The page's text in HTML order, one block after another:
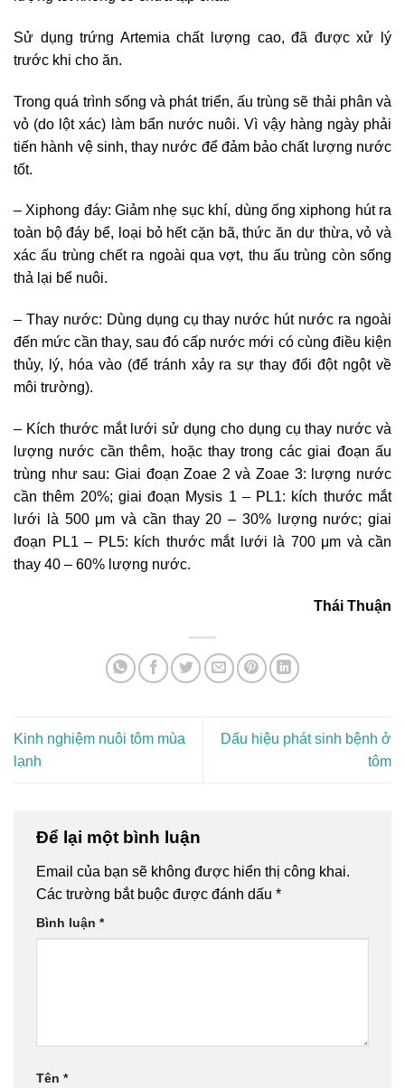
Sử dụng trứng Artemia chất lượng cao, đã được xử lý
trước khi cho ăn.
Trong quá trình sống và phát triển, ấu trùng sẽ thải phân và
vỏ (do lột xác) làm bẩn nước nuôi. Vì vậy hàng ngày phải
tiến hành vệ sinh, thay nước để đảm bảo chất lượng nước
tốt.
– Xiphong đáy: Giảm nhẹ sục khí, dùng ống xiphong hút ra
toàn bộ đáy bể, loại bỏ hết cặn bã, thức ăn dư thừa, vỏ và
xác ấu trùng chết ra ngoài qua vợt, thu ấu trùng còn sống
thả lại bể nuôi.
– Thay nước: Dùng dụng cụ thay nước hút nước ra ngoài
đến mức cần thay, sau đó cấp nước mới có cùng điều kiện
thủy, lý, hóa vào (để tránh xảy ra sự thay đổi đột ngột về
môi trường).
– Kích thước mắt lưới sử dụng cho dụng cụ thay nước và
lượng nước cần thêm, hoặc thay trong các giai đoạn ấu
trùng như sau: Giai đoạn Zoae 2 và Zoae 3: lượng nước
cần thêm 20%; giai đoạn Mysis 1 – PL1: kích thước mắt
lưới là 500 μm và cần thay 20 – 30% lượng nước; giai
đoạn PL1 – PL5: kích thước mắt lưới là 700 μm và cần
thay 40 – 60% lượng nước.
Thái Thuận
Kinh nghiệm nuôi tôm mùa
lạnh
Dấu hiệu phát sinh bệnh ở
tôm
Để lại một bình luận
Email của bạn sẽ không được hiển thị công khai.
Các trường bắt buộc được đánh dấu *
Bình luận *
Tên *